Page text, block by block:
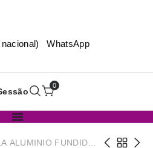
nacional) WhatsApp
0
ALUMINIO FUNDIDO